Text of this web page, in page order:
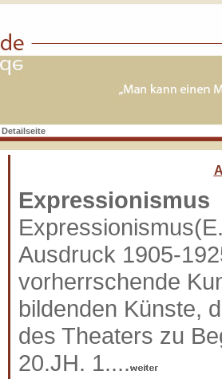
Detailseite
Expressionismus
Ausdruck 1905-
vorherrschende
bildenden Künste,
des Theaters zu
20.JH. 1....